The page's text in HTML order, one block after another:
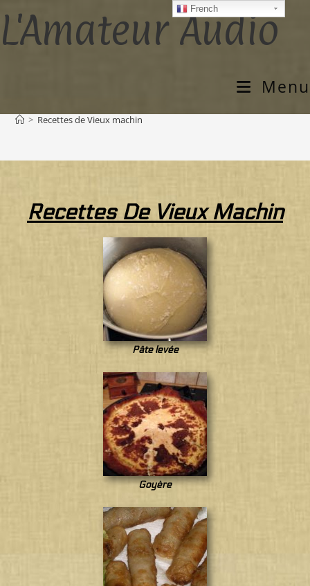
L'Amateur Audio
Menu
Recettes de Vieux machin
> Recettes de Vieux machin
Recettes De Vieux Machin
Pâte levée
Goyère
French